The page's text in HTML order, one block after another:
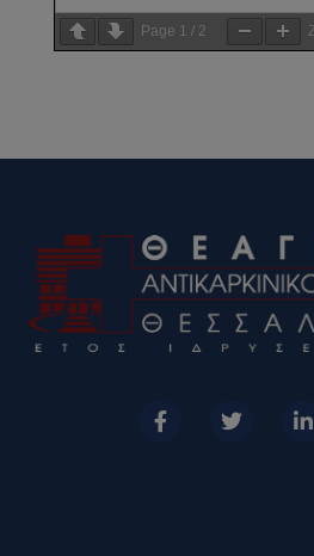
Page 1 / 2